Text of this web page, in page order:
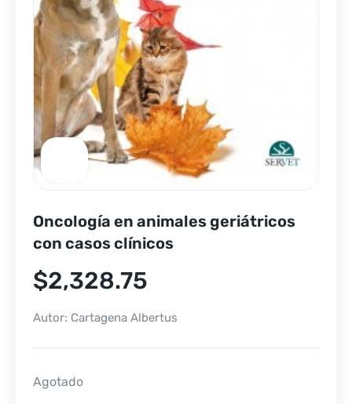
Oncología en animales geriátricos
con casos clínicos
$2,328.75
Autor: Cartagena Albertus
Agotado